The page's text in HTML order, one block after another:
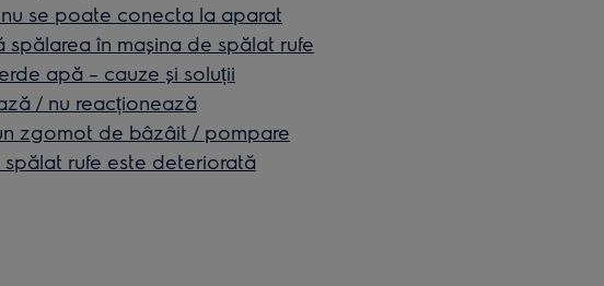
se poate conecta la aparat
spălarea în mașina de spălat rufe
apă – cauze și soluții
/ nu reacționează
zgomot de bâzâit / pompare
rufe este deteriorată